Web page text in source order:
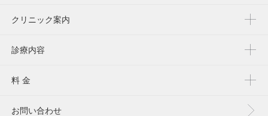
クリニック案内
診療内容
料 金
お問い合わせ